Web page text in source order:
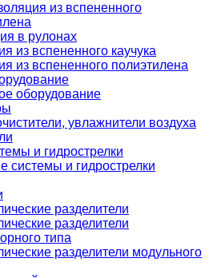
из вспененного
в рулонах
из вспененного каучука
из вспененного полиэтилена
оборудование
увлажнители воздуха
и гидрострелки
системы и гидрострелки
разделители
разделители
типа
разделители модульного